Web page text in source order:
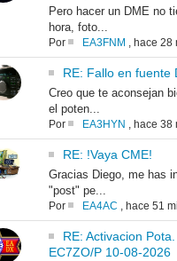
Pero hacer un DME no
hora, foto...
Por EA3FNM , hace 28
RE: Fallo en fuente
Creo que te aconsejan
el poten...
Por EA3HYN , hace 38
RE: !Vaya CME!
Gracias Diego, me has
"post" pe...
Por EA4AC , hace 51
RE: Activacion
EC7ZO/P 10-08-2026